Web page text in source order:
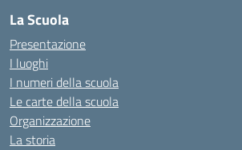
La Scuola
Presentazione
I luoghi
I numeri della scuola
Le carte della scuola
Organizzazione
La storia